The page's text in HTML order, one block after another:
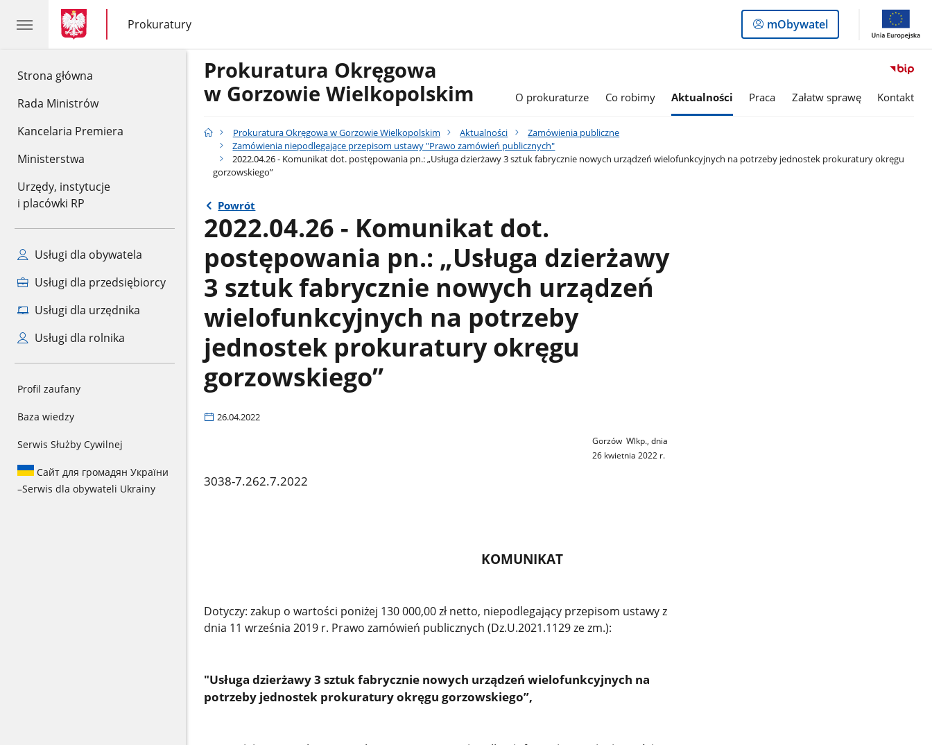
Strona główna
Rada Ministrów
Kancelaria Premiera
Ministerstwa
Urzędy, instytucje
i placówki RP
Usługi dla obywatela
Usługi dla przedsiębiorcy
Usługi dla urzędnika
Usługi dla rolnika
Profil zaufany
Baza wiedzy
Serwis Służby Cywilnej
Сайт для громадян України
–Serwis dla obywateli Ukrainy
gov.pl
gov.pl
Prokuratury
gov.pl
Prokuratury
Logowanie
do
mObywatel
Prokuratura Okręgowa
w Gorzowie Wielkopolskim
O prokuraturze Co robimy Aktualności Praca Załatw sprawę Kontakt
Prokuratura Okręgowa w Gorzowie Wielkopolskim Aktualności
Zamówienia publiczne
Zamówienia niepodlegające przepisom ustawy "Prawo zamówień publicznych"
2022.04.26 - Komunikat dot. postępowania pn.: „Usługa dzierżawy 3 sztuk fabrycznie nowych urządzeń wielofunkcyjnych na potrzeby jednostek prokuratury okręgu
gorzowskiego”
Powrót
2022.04.26 - Komunikat dot.
postępowania pn.: „Usługa dzierżawy
3 sztuk fabrycznie nowych urządzeń
wielofunkcyjnych na potrzeby
jednostek prokuratury okręgu
gorzowskiego”
26.04.2022
GorzówWlkp., dnia
26 kwietnia 2022r.
3038-7.262.7.2022
KOMUNIKAT
Dotyczy: zakup o wartości poniżej 130 000,00 zł netto, niepodlegający przepisom ustawy z
dnia 11 września 2019 r. Prawo zamówień publicznych (Dz.U.2021.1129 ze zm.):
"Usługa dzierżawy 3 sztuk fabrycznie nowych urządzeń wielofunkcyjnych na
potrzeby jednostek prokuratury okręgu gorzowskiego”,